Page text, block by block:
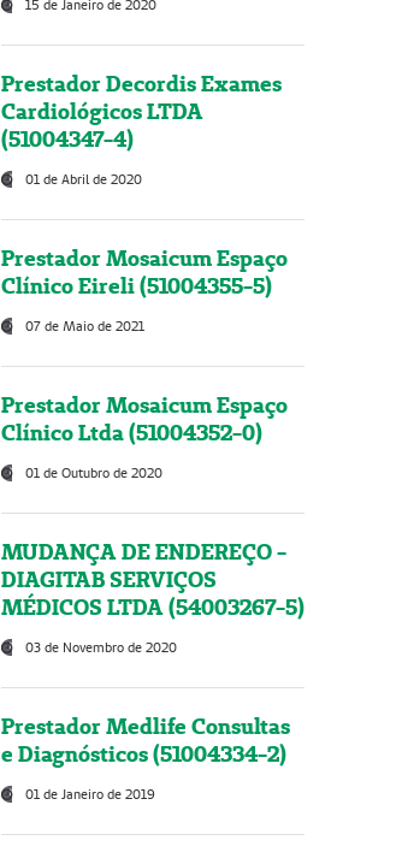
15 de Janeiro de 2020
Prestador Decordis Exames
Cardiológicos LTDA
(51004347-4)
01 de Abril de 2020
Prestador Mosaicum Espaço
Clínico Eireli (51004355-5)
07 de Maio de 2021
Prestador Mosaicum Espaço
Clínico Ltda (51004352-0)
01 de Outubro de 2020
MUDANÇA DE ENDEREÇO -
DIAGITAB SERVIÇOS
MÉDICOS LTDA (54003267-5)
03 de Novembro de 2020
Prestador Medlife Consultas
e Diagnósticos (51004334-2)
01 de Janeiro de 2019